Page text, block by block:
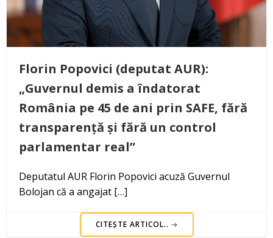
Florin Popovici (deputat AUR):
„Guvernul demis a îndatorat
România pe 45 de ani prin SAFE, fără
transparență și fără un control
parlamentar real”
Deputatul AUR Florin Popovici acuză Guvernul
Bolojan că a angajat […]
CITEȘTE ARTICOL..